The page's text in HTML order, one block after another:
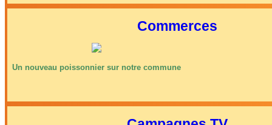
Commerces
Un nouveau poissonnier sur notre commune